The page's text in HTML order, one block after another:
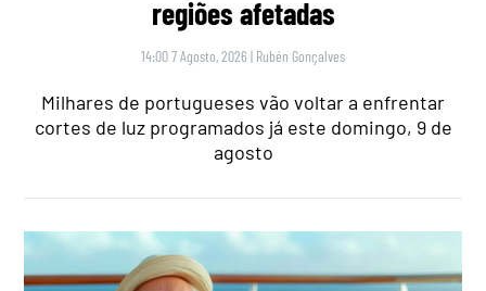
regiões afetadas
14:00 7 Agosto, 2026 | Rubén Gonçalves
Milhares de portugueses vão voltar a enfrentar
cortes de luz programados já este domingo, 9 de
agosto